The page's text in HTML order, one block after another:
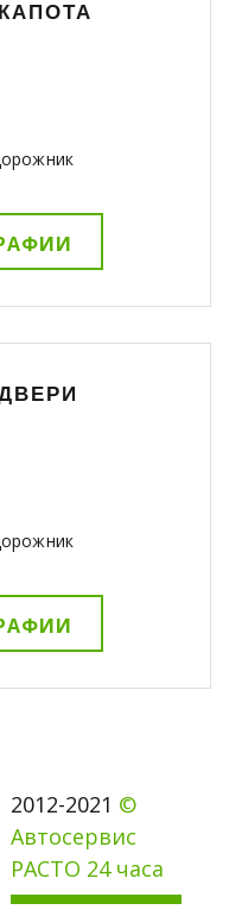
2012-2021 ©
Автосервис
РАСТО 24 часа